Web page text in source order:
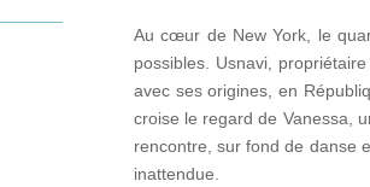
Au cœur de New York, le
possibles. Usnavi,
avec ses origines, en
croise le regard de Vanessa,
rencontre, sur fond de danse
inattendue.